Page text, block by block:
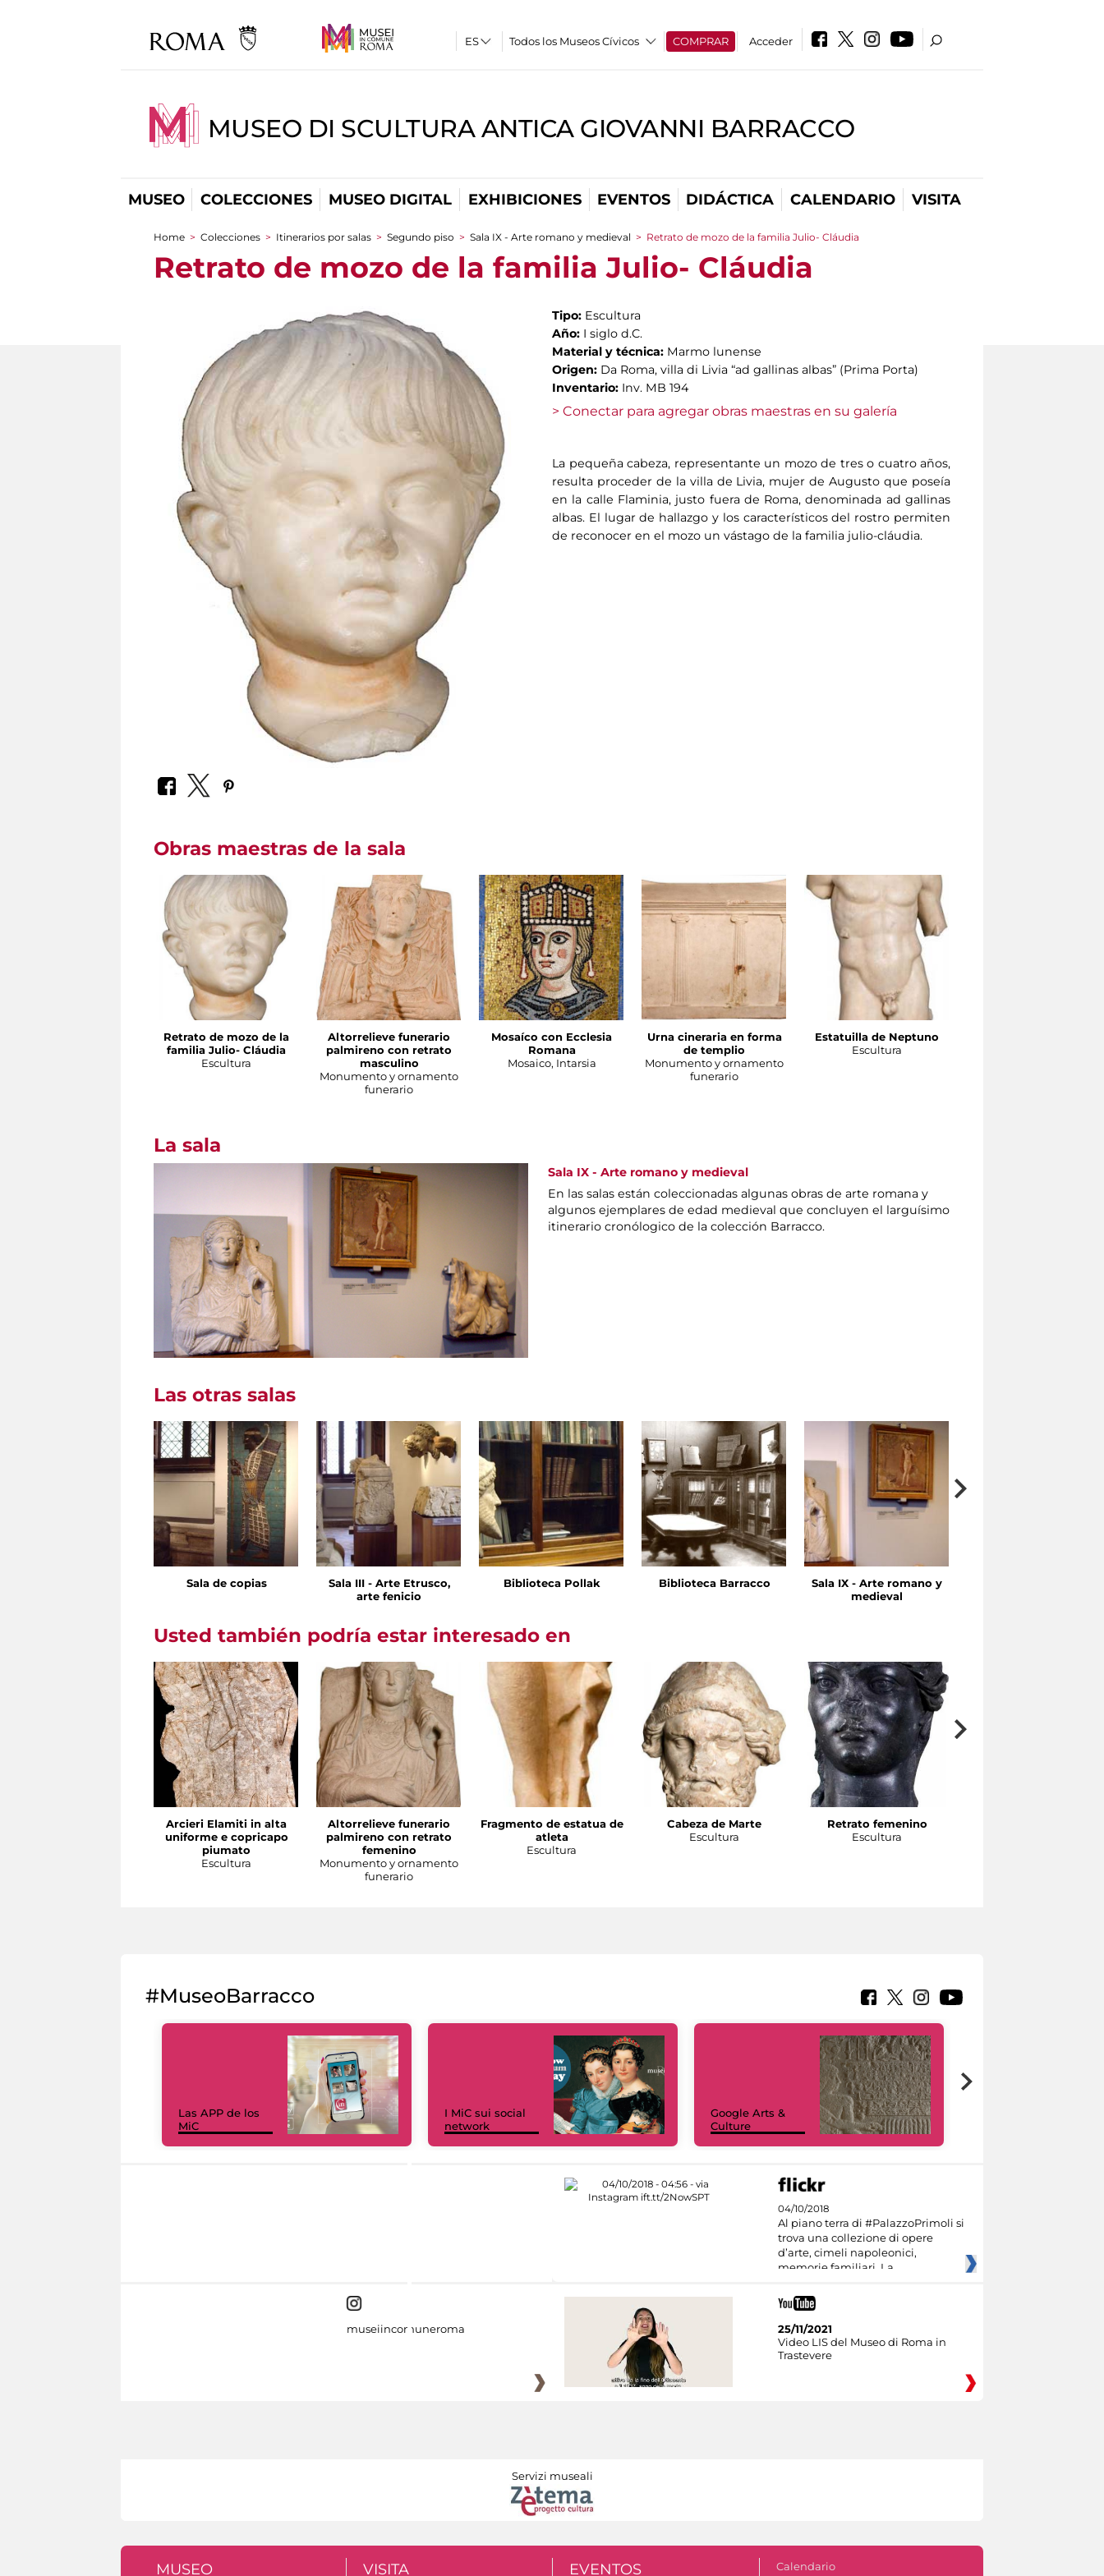
Todos los Museos Cívicos COMPRAR Acceder
MUSEO DI SCULTURA ANTICA GIOVANNI BARRACCO
MUSEO COLECCIONES MUSEO DIGITAL EXHIBICIONES EVENTOS DIDÁCTICA CALENDARIO VISITA
You are here
Home > Colecciones > Itinerarios por salas > Segundo piso > Sala IX - Arte romano y medieval > Retrato de mozo de la familia Julio- Cláudia
Retrato de mozo de la familia Julio- Cláudia
Tipo: Escultura
Año: I siglo d.C.
Material y técnica: Marmo lunense
Origen: Da Roma, villa di Livia “ad gallinas albas” (Prima Porta)
Inventario: Inv. MB 194
> Conectar para agregar obras maestras en su galería
La pequeña cabeza, representante un mozo de tres o cuatro años,
resulta proceder de la villa de Livia, mujer de Augusto que poseía
en la calle Flaminia, justo fuera de Roma, denominada ad gallinas
albas. El lugar de hallazgo y los característicos del rostro permiten
de reconocer en el mozo un vástago de la familia julio-cláudia.
Obras maestras de la sala
Retrato de mozo de la
familia Julio- Cláudia
Escultura
Altorrelieve funerario
palmireno con retrato
masculino
Monumento y ornamento
funerario
Mosaíco con Ecclesia
Romana
Mosaico, Intarsia
Urna cineraria en forma
de templio
Monumento y ornamento
funerario
Estatuilla de Neptuno
Escultura
La sala
Sala IX - Arte romano y medieval
En las salas están coleccionadas algunas obras de arte romana y
algunos ejemplares de edad medieval que concluyen el larguísimo
itinerario cronólogico de la colección Barracco.
Las otras salas
Sala de copias
Sala III - Arte Etrusco,
arte fenicio
Biblioteca Pollak Biblioteca Barracco
Sala IX - Arte romano y
medieval
Usted también podría estar interesado en
Arcieri Elamiti in alta
uniforme e copricapo
piumato
Escultura
Altorrelieve funerario
palmireno con retrato
femenino
Monumento y ornamento
funerario
Fragmento de estatua de
atleta
Escultura
Cabeza de Marte
Escultura
Retrato femenino
Escultura
#MuseoBarracco
Las APP de los
MiC
I MiC sui social
network
Google Arts &
Culture
04/10/2018
Al piano terra di #PalazzoPrimoli si
trova una collezione di opere
d’arte, cimeli napoleonici,
memorie familiari. La
museiincomuneroma
25/11/2021
Video LIS del Museo di Roma in
Trastevere
Servizi museali
MUSEO VISITA EVENTOS
Calendario